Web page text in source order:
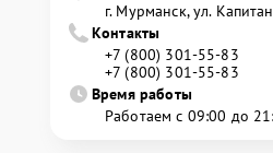
г. Мурманск, ул.
Контакты
+7 (800) 301-55-83
+7 (800) 301-55-83
Время работы
Работаем с 09:00 до